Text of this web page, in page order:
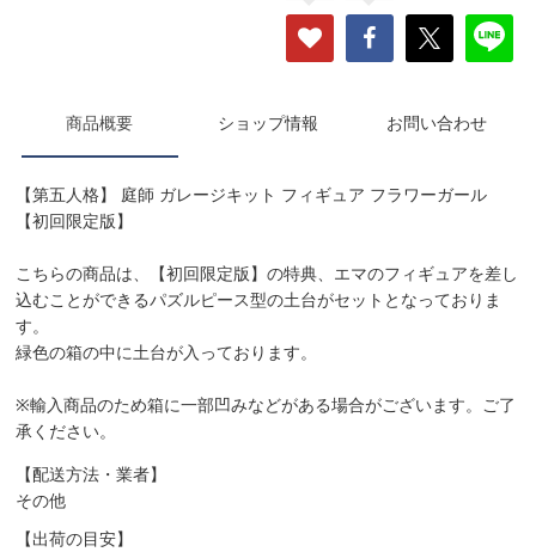
商品概要 ショップ情報 お問い合わせ
【第五人格】 庭師 ガレージキット フィギュア フラワーガール
【初回限定版】
こちらの商品は、【初回限定版】の特典、エマのフィギュアを差し
込むことができるパズルピース型の土台がセットとなっておりま
す。
緑色の箱の中に土台が入っております。
※輸入商品のため箱に一部凹みなどがある場合がございます。ご了
承ください。
【配送方法・業者】
その他
【出荷の目安】